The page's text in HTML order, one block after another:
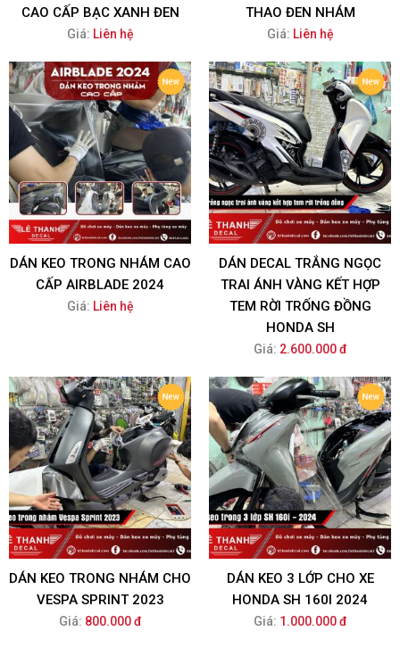
CAO CẤP BẠC XANH ĐEN
Giá: Liên hệ
THAO ĐEN NHÁM
Giá: Liên hệ
DÁN KEO TRONG NHÁM CAO
CẤP AIRBLADE 2024
Giá: Liên hệ
DÁN DECAL TRẮNG NGỌC
TRAI ÁNH VÀNG KẾT HỢP
TEM RỜI TRỐNG ĐỒNG
HONDA SH
Giá: 2.600.000 đ
DÁN KEO TRONG NHÁM CHO
VESPA SPRINT 2023
Giá: 800.000 đ
DÁN KEO 3 LỚP CHO XE
HONDA SH 160I 2024
Giá: 1.000.000 đ